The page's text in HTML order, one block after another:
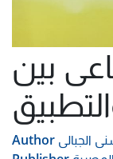
بين
Author الجبالى